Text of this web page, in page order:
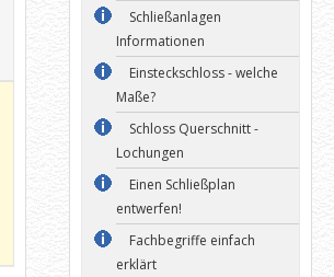
Schließanlagen
Informationen
Einsteckschloss - welche
Maße?
Schloss Querschnitt -
Lochungen
Einen Schließplan
entwerfen!
Fachbegriffe einfach
erklärt